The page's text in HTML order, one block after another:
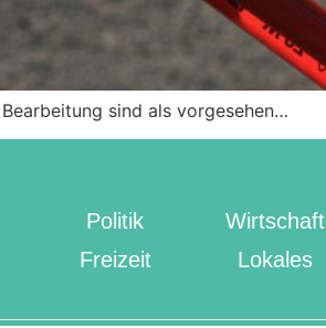
sind als vorgesehen…
Politik
Freizeit
Wirtschaft
Lokales